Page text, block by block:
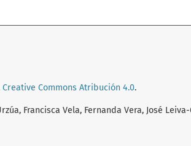
Creative Commons Atribución 4.0.
Francisca Vela, Fernanda Vera, José